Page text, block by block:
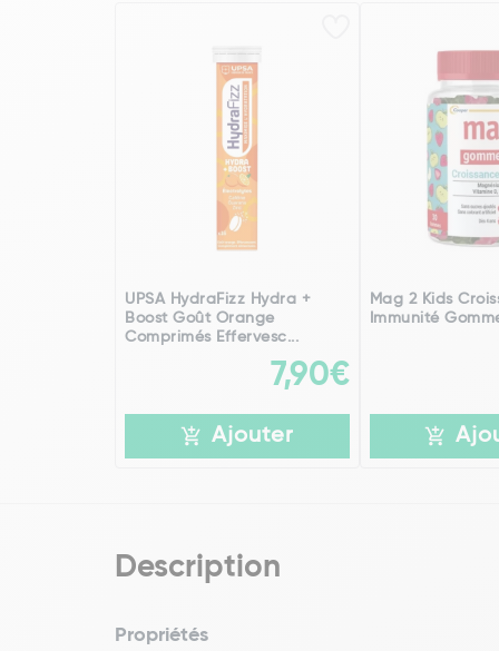
UPSA HydraFizz Hydra +
Boost Goût Orange
Comprimés Effervesc...
7,90€
Ajouter
Mag 2 Kids
Immunité
Description
Propriétés